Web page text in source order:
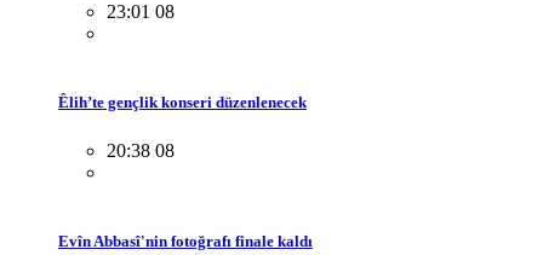
23:01 08
Êlih’te gençlik konseri düzenlenecek
20:38 08
Evîn Abbasî'nin fotoğrafı finale kaldı